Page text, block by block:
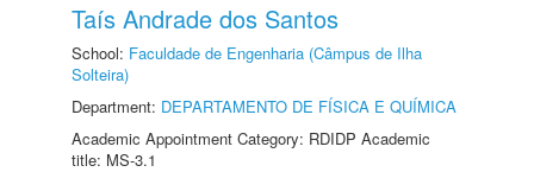
Taís Andrade dos Santos
School: Faculdade de Engenharia (Câmpus de Ilha
Solteira)
Department: DEPARTAMENTO DE FÍSICA E QUÍMICA
Academic Appointment Category: RDIDP Academic
title: MS-3.1